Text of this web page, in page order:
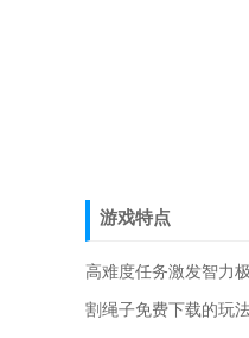
游戏特点
高难度任务激发智力
割绳子免费下载的玩